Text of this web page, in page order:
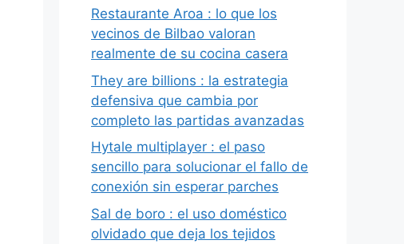
Restaurante Aroa : lo que los
vecinos de Bilbao valoran
realmente de su cocina casera
They are billions : la estrategia
defensiva que cambia por
completo las partidas avanzadas
Hytale multiplayer : el paso
sencillo para solucionar el fallo de
conexión sin esperar parches
Sal de boro : el uso doméstico
olvidado que deja los tejidos